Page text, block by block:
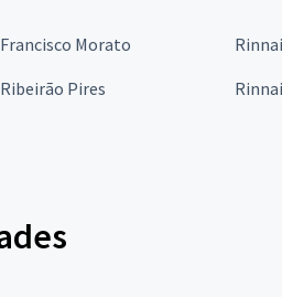
Morato
Pires